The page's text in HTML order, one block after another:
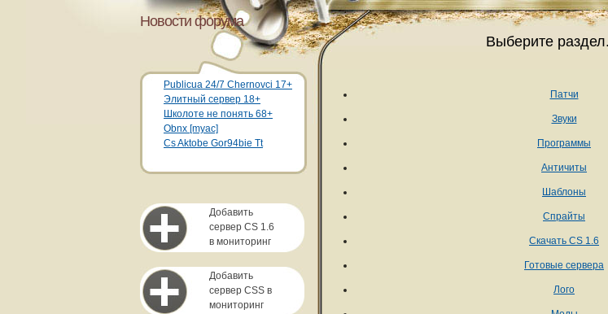
Новости форума
Publicua 24/7 Chernovci 17+
Элитный сервер 18+
Школоте не понять 68+
Obnx [myac]
Cs Aktobe Gor94bie Tt
Добавить
сервер CS 1.6
в мониторинг
Добавить
сервер CSS в
мониторинг
Выберите раздел.
Патчи
Звуки
Программы
Античиты
Шаблоны
Спрайты
Скачать CS 1.6
Готовые сервера
Лого